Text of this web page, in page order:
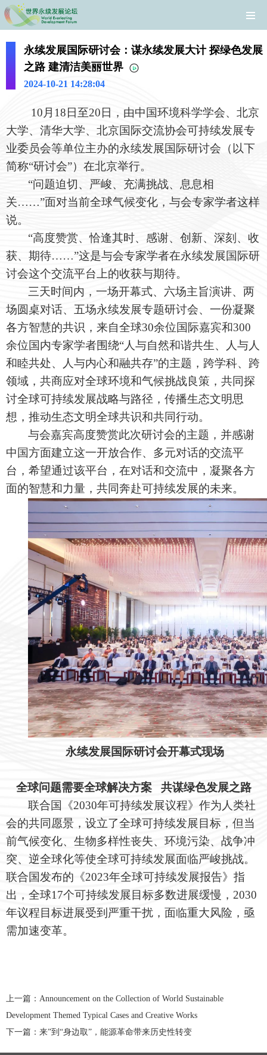
永续发展国际研讨会：谋永续发展大计 探绿色发展
之路 建清洁美丽世界
2024-10-21 14:28:04
10 月18日至20日，由中国环境科学学会、北京
大学、清华大学、北京国际交流协会可持续发展专
业委员会等单位主办的永续发展国际研讨会（以下
简称“研讨会”）在北京举行。
“问题迫切、严峻、充满挑战、息息相
关……”面对当前全球气候变化，与会专家学者这样
说。
“高度赞赏、恰逢其时、感谢、创新、深刻、收
获、期待……”这是与会专家学者在永续发展国际研
讨会这个交流平台上的收获与期待。
三天时间内，一场开幕式、六场主旨演讲、两
场圆桌对话、五场永续发展专题研讨会、一份凝聚
各方智慧的共识，来自全球30余位国际嘉宾和300
余位国内专家学者围绕“人与自然和谐共生、人与人
和睦共处、人与内心和融共存”的主题，跨学科、跨
领域，共商应对全球环境和气候挑战良策，共同探
讨全球可持续发展战略与路径，传播生态文明思
想，推动生态文明全球共识和共同行动。
与会嘉宾高度赞赏此次研讨会的主题，并感谢
中国方面建立这一开放合作、多元对话的交流平
台，希望通过该平台，在对话和交流中，凝聚各方
面的智慧和力量，共同奔赴可持续发展的未来。
永续发展国际研讨会开幕式现场
全球问题需要全球解决方案 共谋绿色发展之路
联合国《2030年可持续发展议程》作为人类社
会的共同愿景，设立了全球可持续发展目标，但当
前气候变化、生物多样性丧失、环境污染、战争冲
突、逆全球化等使全球可持续发展面临严峻挑战。
联合国发布的《2023年全球可持续发展报告》指
出，全球17个可持续发展目标多数进展缓慢，2030
年议程目标进展受到严重干扰，面临重大风险，亟
需加速变革。
上一篇： Announcement on the Collection of World Sustainable
Development Themed Typical Cases and Creative Works
下一篇： 来”到“身边取”，能源革命带来历史性转变